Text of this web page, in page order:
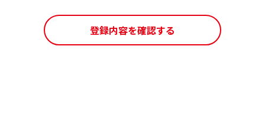
サービス内容登録内容を確認する